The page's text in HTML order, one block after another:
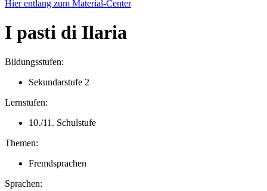
Hier entlang zum Material-Center
I pasti di Ilaria
Bildungsstufen:
Sekundarstufe 2
Lernstufen:
10./11. Schulstufe
Themen:
Fremdsprachen
Sprachen: